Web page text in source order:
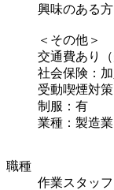
興味のある
＜その他＞
交通費あり（
社会保険：
受動喫煙対
制服：有
業種：製造業
職種
作業スタッフ